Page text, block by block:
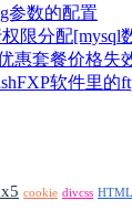
参数的配置
限分配[mysql
惠套餐价格失
软件里的
cookie divcss